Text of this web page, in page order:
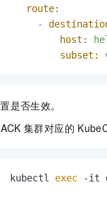
route:
-
host:
subset:
是否生效。
ACK 集群对应的
kubectl exec -it